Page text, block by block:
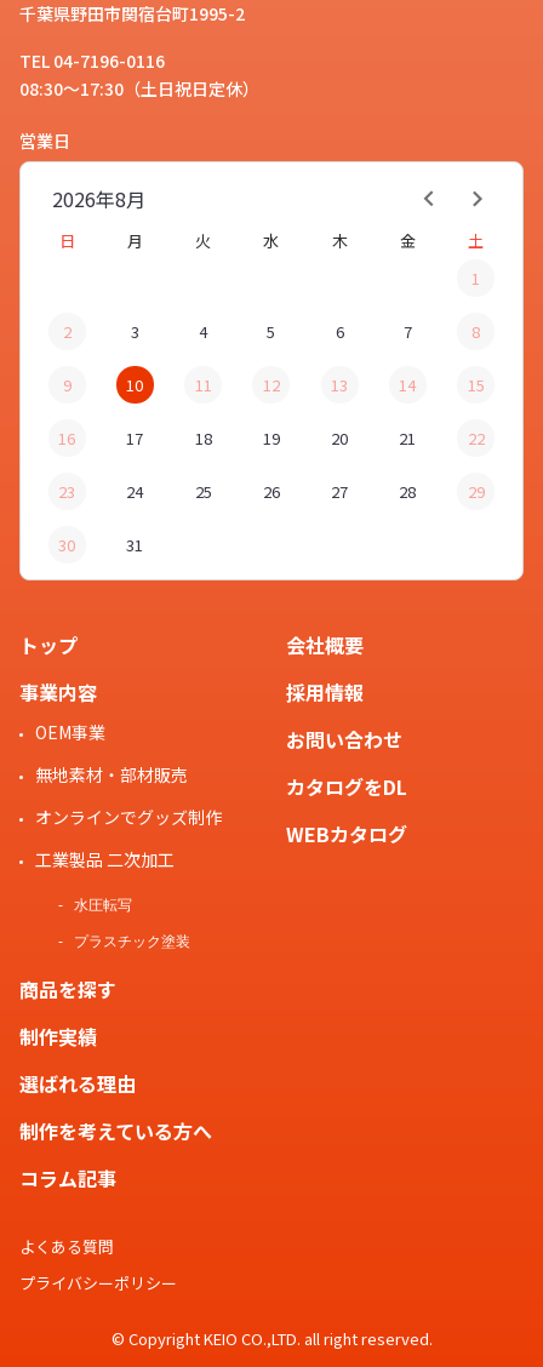
千葉県野田市関宿台町1995-2
TEL 04-7196-0116
08:30～17:30（土日祝日定休）
営業日
8月
2026年
日 月 火 水 木 金
土
1
2 3 4 5 6 7 8
9 10 11 12 13 14 15
16 17 18 19 20 21 22
23 24 25 26 27 28 29
30 31
トップ
事業内容
OEM事業
無地素材・部材販売
オンラインでグッズ制作
工業製品 二次加工
水圧転写
プラスチック塗装
商品を探す
制作実績
選ばれる理由
制作を考えている方へ
コラム記事
会社概要
採用情報
お問い合わせ
カタログをDL
WEBカタログ
よくある質問
プライバシーポリシー
© Copyright KEIO CO.,LTD. all right reserved.